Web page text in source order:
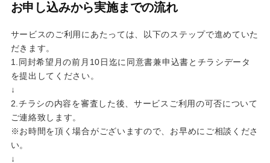
お申し込みから実施までの流れ
サービスのご利用にあたっては、以下のステップで進めていた
だきます。
1.同封希望月の前月10日迄に同意書兼申込書とチラシデータ
を提出してください。
↓
2.チラシの内容を審査した後、サービスご利用の可否について
ご連絡致します。
※お時間を頂く場合がございますので、お早めにご相談くださ
い。
↓